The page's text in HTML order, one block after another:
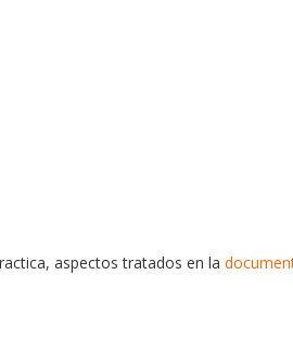
aspectos tratados en la